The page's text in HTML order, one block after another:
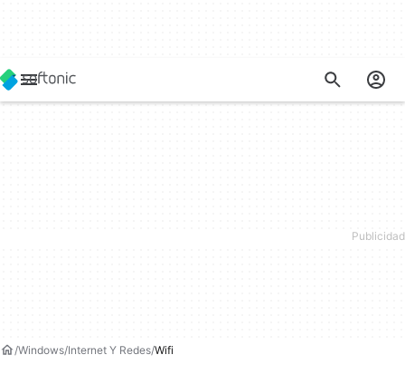
Windows Internet Y Redes Wifi